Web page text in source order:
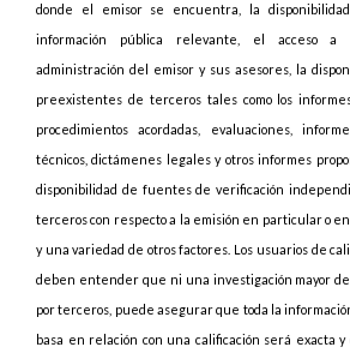
donde el emisor se encuentra, la
información pública relevante, el acceso
administración del emisor y sus asesores, la
preexistentes de terceros tales como los
procedimientos acordadas, evaluaciones,
técnicos, dictámenes legales y otros informes
disponibilidad de fuentes de verificación
terceros con respecto a la emisión en particular o
y una variedad de otros factores. Los usuarios de
deben entender que ni una investigación mayor
por terceros, puede asegurar que toda la
basa en relación con una calificación será exacta y